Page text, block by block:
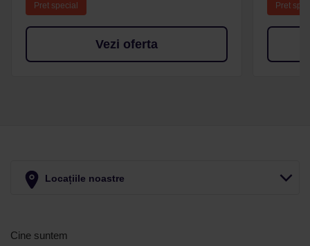
Pret special
Vezi oferta
Pret
Locațiile noastre
Cine suntem